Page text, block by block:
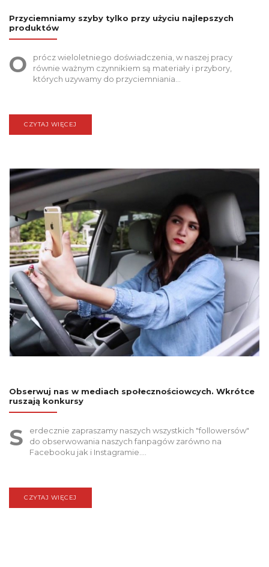
Przyciemniamy szyby tylko przy użyciu najlepszych
produktów
O
prócz wieloletniego doświadczenia, w naszej pracy
równie ważnym czynnikiem są materiały i przybory,
których uzywamy do przyciemniania…
CZYTAJ WIĘCEJ
Obserwuj nas w mediach społecznościowcych. Wkrótce
ruszają konkursy
S
erdecznie zapraszamy naszych wszystkich "followersów"
do obserwowania naszych fanpagów zarówno na
Facebooku jak i Instagramie.…
CZYTAJ WIĘCEJ